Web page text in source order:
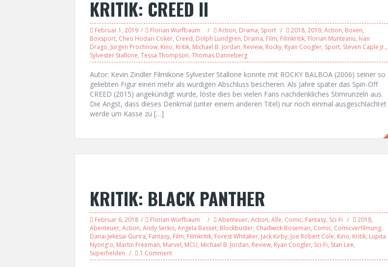
KRITIK: CREED II
Februar 1, 2019 Florian Wurfbaum Action, Drama, Sport 2018, 2019, Action, Boxen,
Boxsport, Cheo Hodari Coker, Creed, Dolph Lundgren, Drama, Film, Filmkritik, Florian Munteanu, Ivan
Drago, Jürgen Prochnow, Kino, Kritik, Michael B. Jordan, Review, Rocky, Ryan Coogler, Sport, Steven Caple Jr.,
Sylvester Stallone, Tessa Thompson, Thomas Danneberg
Autor: Kevin Zindler Filmikone Sylvester Stallone konnte mit ROCKY BALBOA (2006) seiner so
geliebten Figur einen mehr als würdigen Abschluss bescheren. Als Jahre später das Spin-Off
CREED (2015) angekündigt wurde, löste dies bei vielen Fans nachdenkliches Stirnrunzeln aus.
Die Angst, dass dieses Denkmal (unter einem anderen Titel) nur noch einmal ausgeschlachtet
werde um Kasse zu […]
KRITIK: BLACK PANTHER
Februar 6, 2018 Florian Wurfbaum Abenteuer, Action, Alle, Comic, Fantasy, Sci-Fi 2018,
Abenteuer, Action, Andy Serkis, Angela Basset, Blockbuster, Chadwick Boseman, Comic, Comicverfilmung,
Danai Jekesai Gurira, Fantasy, Film, Filmkritik, Forest Whitaker, Jack Kirby, Joe Robert Cole, Kino, Kritik, Lupita
Nyong'o, Martin Freeman, Marvel, MCU, Michael B. Jordan, Review, Ryan Coogler, Sci-Fi, Stan Lee,
Superhelden
1 Comment